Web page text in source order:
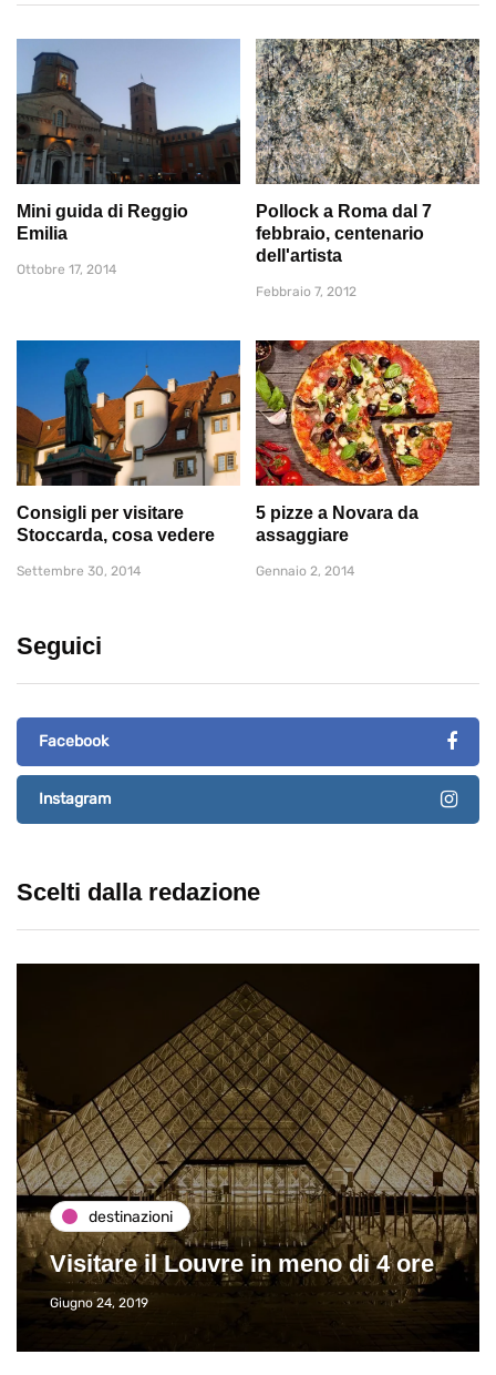
Mini guida di Reggio
Emilia
Ottobre 17, 2014
Pollock a Roma dal 7
febbraio, centenario
dell'artista
Febbraio 7, 2012
Consigli per visitare
Stoccarda, cosa vedere
Settembre 30, 2014
5 pizze a Novara da
assaggiare
Gennaio 2, 2014
Seguici
Facebook
Instagram
Scelti dalla redazione
destinazioni
Visitare il Louvre in meno di 4 ore
Giugno 24, 2019